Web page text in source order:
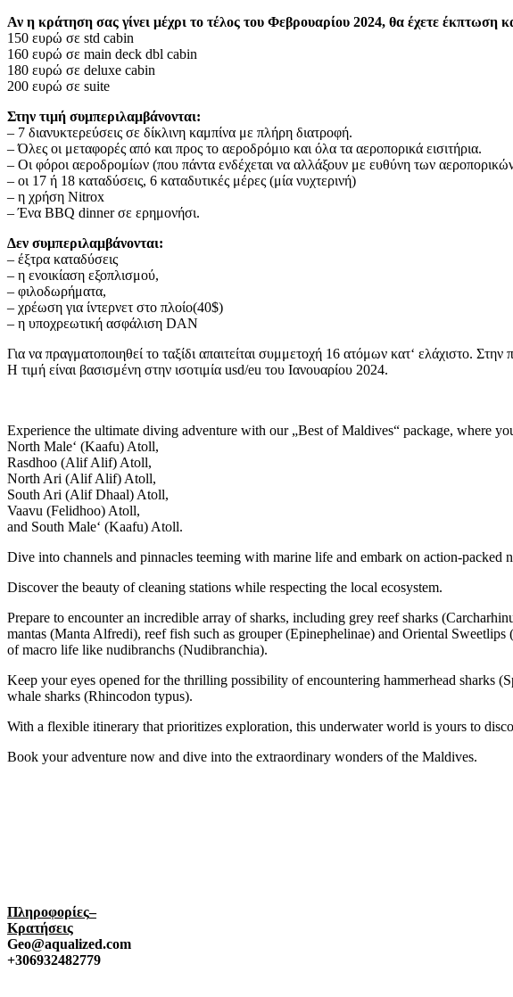
Αν η κράτηση σας γίνει μέχρι το τέλος του Φεβρουαρίου 2024, θα έχετε έκπτωση
150 ευρώ σε std cabin
160 ευρώ σε main deck dbl cabin
180 ευρώ σε deluxe cabin
200 ευρώ σε suite
Στην τιμή συμπεριλαμβάνονται:
– 7 διανυκτερεύσεις σε δίκλινη καμπίνα με πλήρη διατροφή.
– Όλες οι μεταφορές από και προς το αεροδρόμιο και όλα τα αεροπορικά εισιτήρια.
– Οι φόροι αεροδρομίων (που πάντα ενδέχεται να αλλάξουν με ευθύνη των
– οι 17 ή 18 καταδύσεις, 6 καταδυτικές μέρες (μία νυχτερινή)
– η χρήση Nitrox
– Ένα BBQ dinner σε ερημονήσι.
Δεν συμπεριλαμβάνονται:
– έξτρα καταδύσεις
– η ενοικίαση εξοπλισμού,
– φιλοδωρήματα,
– χρέωση για ίντερνετ στο πλοίο(40$)
– η υποχρεωτική ασφάλιση DAN
Για να πραγματοποιηθεί το ταξίδι απαιτείται συμμετοχή 16 ατόμων κατ‘ ελάχιστο.
Η τιμή είναι βασισμένη στην ισοτιμία usd/eu του Ιανουαρίου 2024.
Experience the ultimate diving adventure with our „Best of Maldives“ package, where
North Male‘ (Kaafu) Atoll,
Rasdhoo (Alif Alif) Atoll,
North Ari (Alif Alif) Atoll,
South Ari (Alif Dhaal) Atoll,
Vaavu (Felidhoo) Atoll,
and South Male‘ (Kaafu) Atoll.
Dive into channels and pinnacles teeming with marine life and embark on action-
Discover the beauty of cleaning stations while respecting the local ecosystem.
Prepare to encounter an incredible array of sharks, including grey reef sharks
mantas (Manta Alfredi), reef fish such as grouper (Epinephelinae) and Oriental
of macro life like nudibranchs (Nudibranchia).
Keep your eyes opened for the thrilling possibility of encountering hammerhead sharks
whale sharks (Rhincodon typus).
With a flexible itinerary that prioritizes exploration, this underwater world is yours to
Book your adventure now and dive into the extraordinary wonders of the Maldives.
Πληροφορίες–
Κρατήσεις
Geo@aqualized.com
+306932482779